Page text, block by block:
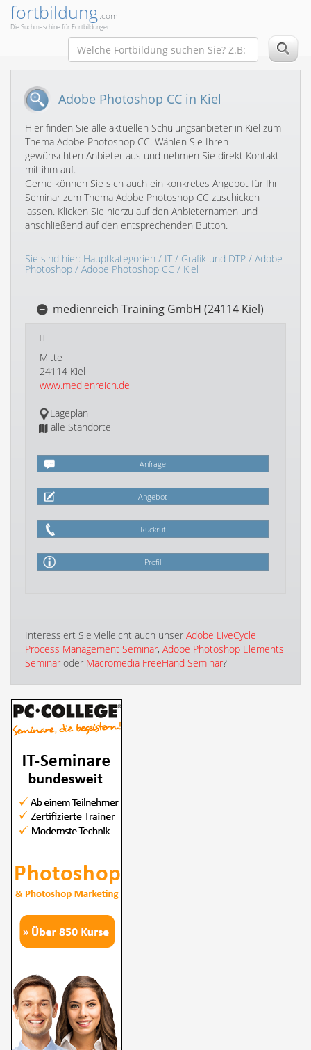
fortbildung.com
Die Suchmaschine für Fortbildungen
Adobe Photoshop CC in Kiel
Hier finden Sie alle aktuellen Schulungsanbieter in Kiel zum
Thema Adobe Photoshop CC. Wählen Sie Ihren
gewünschten Anbieter aus und nehmen Sie direkt Kontakt
mit ihm auf.
Gerne können Sie sich auch ein konkretes Angebot für Ihr
Seminar zum Thema Adobe Photoshop CC zuschicken
lassen. Klicken Sie hierzu auf den Anbieternamen und
anschließend auf den entsprechenden Button.
Sie sind hier: Hauptkategorien / IT/ Grafik und DTP / Adobe
Photoshop / Adobe Photoshop CC / Kiel
medienreich Training GmbH (24114 Kiel)
IT
Mitte
24114 Kiel
www.medienreich.de
Lageplan
alle Standorte
Anfrage
Angebot
Rückruf
Profil
Interessiert Sie vielleicht auch unser Adobe LiveCycle
Process Management Seminar, Adobe Photoshop Elements
Seminar oder Macromedia FreeHand Seminar?